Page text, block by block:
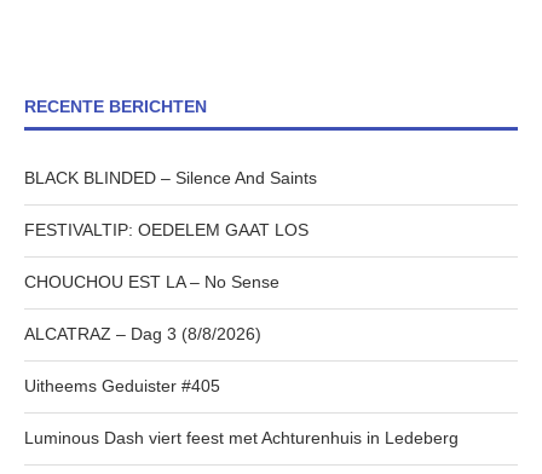
RECENTE BERICHTEN
BLACK BLINDED – Silence And Saints
FESTIVALTIP: OEDELEM GAAT LOS
CHOUCHOU EST LA – No Sense
ALCATRAZ – Dag 3 (8/8/2026)
Uitheems Geduister #405
Luminous Dash viert feest met Achturenhuis in Ledeberg